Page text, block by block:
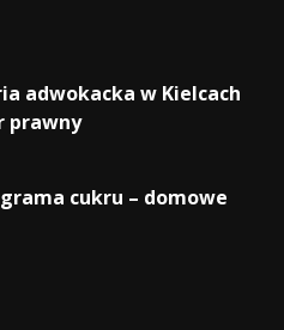
adwokacka w Kielcach
prawny
cukru – domowe